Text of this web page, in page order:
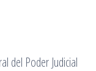
del Poder Judicial